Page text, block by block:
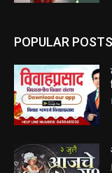
POPULAR POSTS